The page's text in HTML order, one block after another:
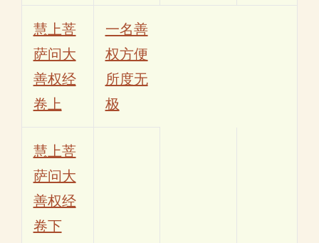
慧上菩
萨问大
善权经
卷上
一名善
权方便
所度无
极
慧上菩
萨问大
善权经
卷下